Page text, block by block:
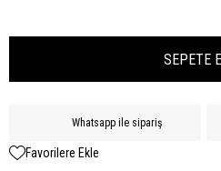
Whatsapp ile sipariş
Favorilere Ekle